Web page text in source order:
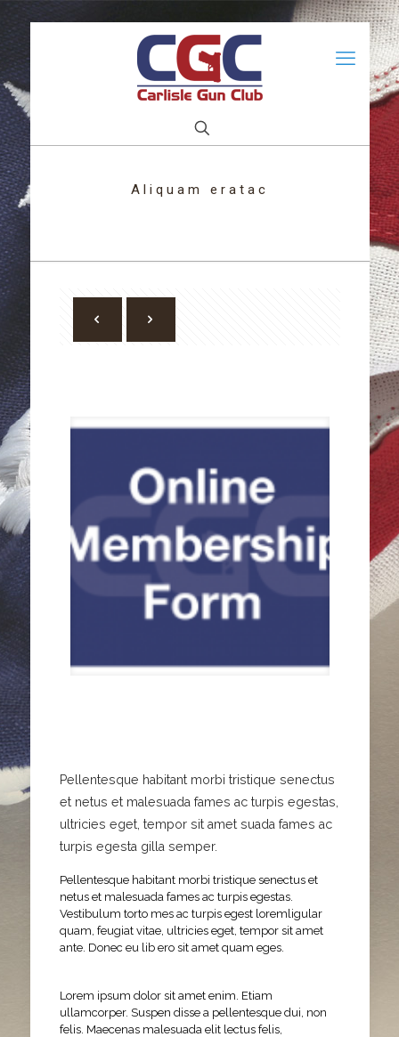
Aliquam eratac
Pellentesque habitant morbi tristique senectus
et netus et malesuada fames ac turpis egestas,
ultricies eget, tempor sit amet suada fames ac
turpis egesta gilla semper.
Pellentesque habitant morbi tristique senectus et
netus et malesuada fames ac turpis egestas.
Vestibulum torto mes ac turpis egest loremligular
quam, feugiat vitae, ultricies eget, tempor sit amet
ante. Donec eu lib ero sit amet quam eges.
Lorem ipsum dolor sit amet enim. Etiam
ullamcorper. Suspen disse a pellentesque dui, non
felis. Maecenas malesuada elit lectus felis,